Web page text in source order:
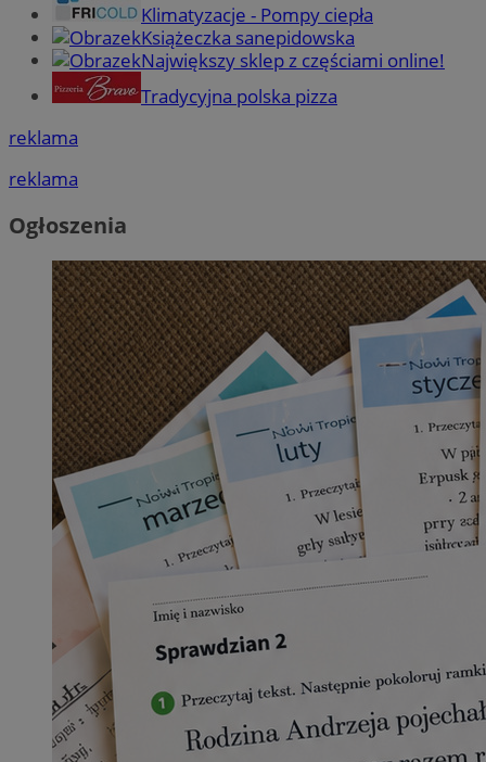
Klimatyzacje - Pompy ciepła
Książeczka sanepidowska
Największy sklep z częściami online!
Tradycyjna polska pizza
reklama
reklama
Ogłoszenia